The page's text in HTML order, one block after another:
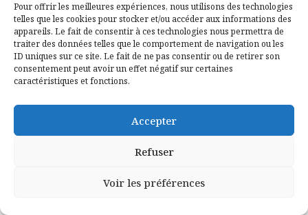
Pour offrir les meilleures expériences, nous utilisons des technologies
telles que les cookies pour stocker et/ou accéder aux informations des
appareils. Le fait de consentir à ces technologies nous permettra de
traiter des données telles que le comportement de navigation ou les
ID uniques sur ce site. Le fait de ne pas consentir ou de retirer son
consentement peut avoir un effet négatif sur certaines
caractéristiques et fonctions.
Accepter
Refuser
Voir les préférences
pujanza comercial con respecto a Estados
Unidos también querían defender ese statu
quo por qué era una cuestión de hecho que en
cierta manera garantizaba una estructura
Por ello cualquier alteración de ese statu quo
viene a ser un shock en las economías
aparece en este acuerdo viene a ser un